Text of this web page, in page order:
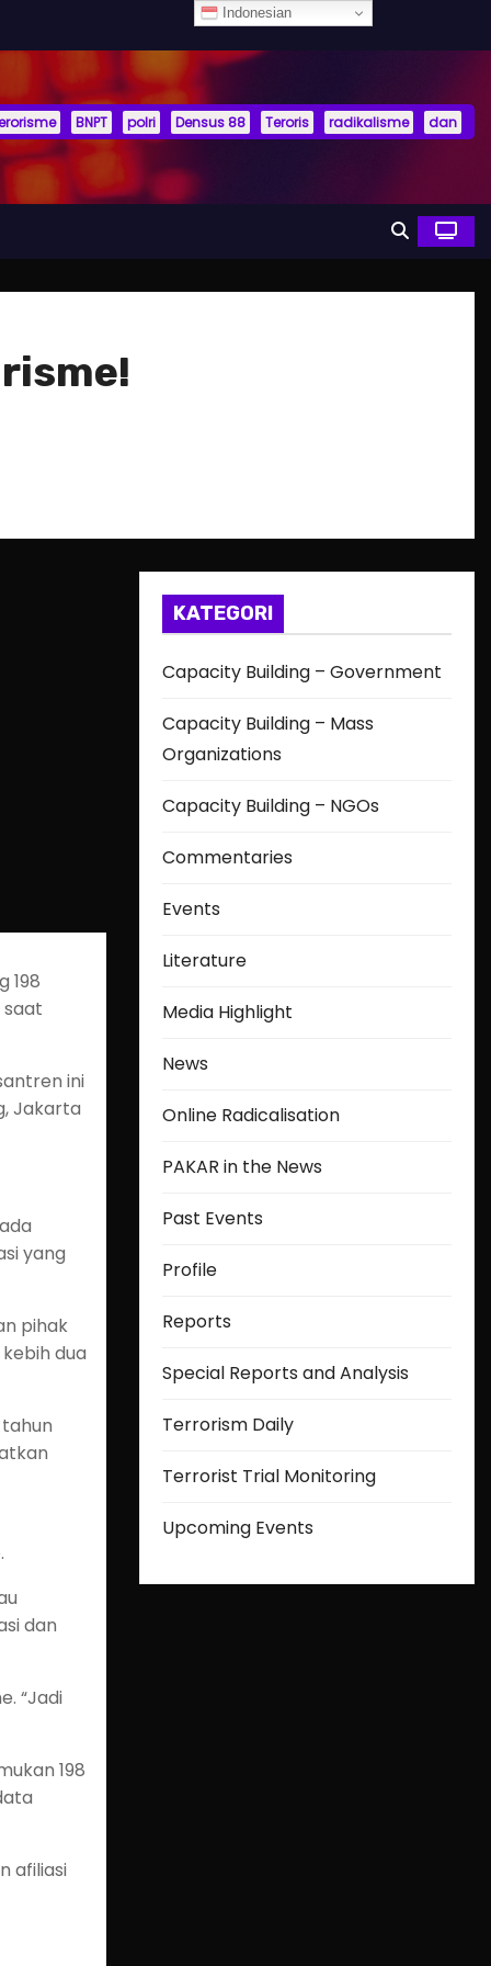
BNPT polri Densus 88 Teroris radikalisme dan
198
saat
ini
Jakarta
yang
pihak
dua
dan
“Jadi
198
afiliasi
KATEGORI
Capacity Building – Government
Capacity Building – Mass
Organizations
Capacity Building – NGOs
Commentaries
Events
Literature
Media Highlight
News
Online Radicalisation
PAKAR in the News
Past Events
Profile
Reports
Special Reports and Analysis
Terrorism Daily
Terrorist Trial Monitoring
Upcoming Events
Indonesian